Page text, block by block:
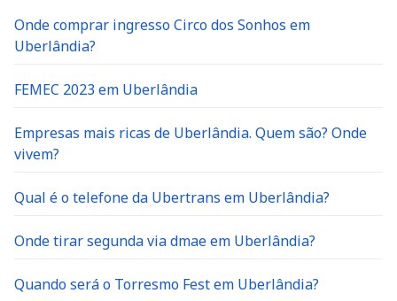
Onde comprar ingresso Circo dos Sonhos em
Uberlândia?
FEMEC 2023 em Uberlândia
Empresas mais ricas de Uberlândia. Quem são? Onde
vivem?
Qual é o telefone da Ubertrans em Uberlândia?
Onde tirar segunda via dmae em Uberlândia?
Quando será o Torresmo Fest em Uberlândia?